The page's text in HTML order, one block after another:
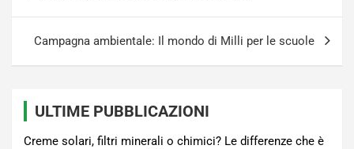
Campagna ambientale: Il mondo di Milli per le scuole
ULTIME PUBBLICAZIONI
Creme solari, filtri minerali o chimici? Le differenze che è